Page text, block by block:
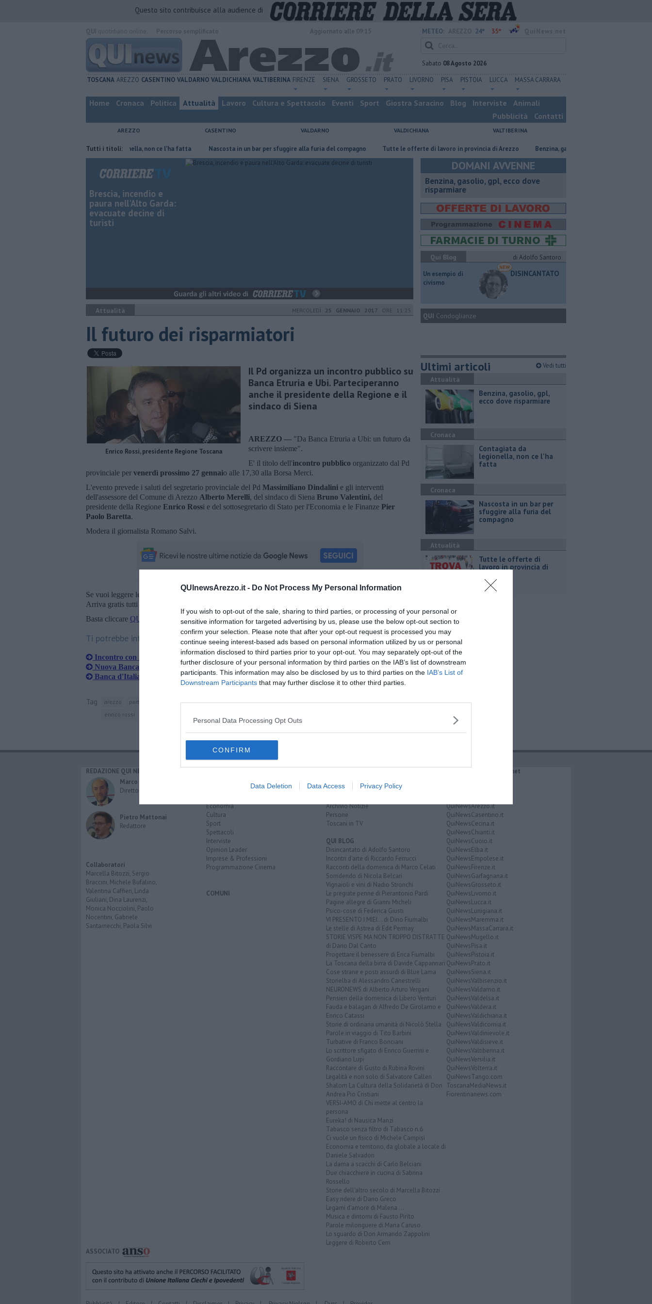
QUInewsArezzo.it - Do Not Process My Personal Information
If you wish to opt-out of the sale, sharing to third parties, or processing of your personal or
sensitive information for targeted advertising by us, please use the below opt-out section to
confirm your selection. Please note that after your opt-out request is processed you may
continue seeing interest-based ads based on personal information utilized by us or personal
information disclosed to third parties prior to your opt-out. You may separately opt-out of the
further disclosure of your personal information by third parties on the IAB’s list of downstream
participants. This information may also be disclosed by us to third parties on the IAB’s List of
Downstream Participants that may further disclose it to other third parties.
Personal Data Processing Opt Outs
CONFIRM
Data Deletion Data Access Privacy Policy
Questo sito contribuisce alla audience di
METEO: 24° 35°
Sabato 08 Agosto 2026
TOSCANA AREZZO CASENTINO VALDARNO VALDICHIANA VALTIBERINA FIRENZE SIENA GROSSETO PRATO LIVORNO PISA PISTOIA LUCCA MASSA CARRARA
Home Cronaca Politica Attualità Lavoro Cultura e Spettacolo Eventi Sport Giostra Saracino Blog Interviste
Animali
Pubblicità
Contatti
AREZZO CASENTINO VALDARNO VALDICHIANA VALTIBERINA
Tutti i titoli:
Contagiata da legionella, non ce l'ha fatta Nascosta in un bar per sfuggire alla furia del compagno ​Tutte le offerte di lavoro in provincia di Arezzo ​Benzina, gasolio, gpl, ecco dove risparmiare
Brescia, incendio e
paura nell'Alto Garda:
evacuate decine di
turisti
Attualità MERCOLEDÌ 25 GENNAIO 2017 ORE 11:25
Il futuro dei risparmiatori
Enrico Rossi, presidente Regione Toscana
Il Pd organizza un incontro pubblico su
Banca Etruria e Ubi. Parteciperanno
anche il presidente della Regione e il
sindaco di Siena
AREZZO — "Da Banca Etruria a Ubi: un futuro da
scrivere insieme".
E' il titolo dell'incontro pubblico organizzato dal Pd
provinciale per venerdì prossimo 27 gennaio alle 17,30 alla Borsa Merci.
L'evento prevede i saluti del segretario provinciale del Pd Massimiliano Dindalini e gli interventi
dell'assessore del Comune di Arezzo Alberto Merelli, del sindaco di Siena Bruno Valentini, del
presidente della Regione Enrico Rossi e del sottosegretario di Stato per l'Economia e le Finanze Pier
Paolo Baretta.
Modera il giornalista Romano Salvi.
Se vuoi leggere le notizie principali della Toscana iscriviti alla
Newsletter QUInews - ToscanaMedia.
Arriva gratis tutti i giorni alle 20:00 direttamente nella tua casella di posta.
Basta cliccare QUI
Ti potrebbe interessare anche:
Incontro con il Governo per i risparmiatori
Nuova Banca Etruria è di Ubi
Banca d'Italia dà l'ok a Ubi
Tag arezzo partito democratico banca popolare dell'etruria e del lazio siena sindaco
presidente della regione
enrico rossi
DOMANI AVVENNE
​Benzina, gasolio, gpl, ecco dove
risparmiare
Qui Blog
di Adolfo Santoro
​Un esempio di
civismo
DISINCANTATO
QUI Condoglianze
Ultimi articoli Vedi tutti
Attualità
​Benzina, gasolio, gpl,
ecco dove risparmiare
Cronaca
Contagiata da
legionella, non ce l'ha
fatta
Cronaca
Nascosta in un bar per
sfuggire alla furia del
compagno
Attualità
​Tutte le offerte di
lavoro in provincia di
REDAZIONE QUI NEWS
Marco Migli
Direttore Responsabile
Pietro Mattonai
Redattore
Collaboratori
Marcella Bitozzi, Sergio
Braccini, Michele Bufalino,
Valentina Caffieri, Linda
Giuliani, Dina Laurenzi,
Monica Nocciolini, Paolo
Nocentini, Gabriele
Santarnecchi, Paola Silvi.
Economia
Cultura
Sport
Spettacoli
Interviste
Opinion Leader
Imprese & Professioni
Programmazione Cinema
COMUNI
Le notizie di oggi
Più Letti della settimana
Archivio Notizie
Persone
Toscani in TV
QUI BLOG
Disincantato di Adolfo Santoro
Incontri d'arte di Riccardo Ferrucci
Racconti della domenica di Marco Celati
Sorridendo di Nicola Belcari
Vignaioli e vini di Nadio Stronchi
Le pregiate penne di Pierantonio Pardi
Pagine allegre di Gianni Micheli
Psico-cose di Federica Giusti
VI PRESENTO I MIEI... di Dino Fiumalbi
Le stelle di Astrea di Edit Permay
STORIE VISPE MA NON TROPPO DISTRATTE
di Dario Dal Canto
Progettare il benessere di Erica Fiumalbi
La Toscana della birra di Davide Cappannari
Cose strane e posti assurdi di Blue Lama
Storielba di Alessandro Canestrelli
NEURONEWS di Alberto Arturo Vergani
Pensieri della domenica di Libero Venturi
Fauda e balagan di Alfredo De Girolamo e
Enrico Catassi
Storie di ordinaria umanità di Nicolò Stella
Parole in viaggio di Tito Barbini
Turbative di Franco Bonciani
Lo scrittore sfigato di Enrico Guerrini e
Gordiano Lupi
Raccontare di Gusto di Rubina Rovini
Legalità e non solo di Salvatore Calleri
Shalom La Cultura della Solidarietà di Don
Andrea Pio Cristiani
VERSI-AMO di Chi mette al centro la
persona
Eureka! di Nausica Manzi
Tabasco senza filtro di Tabasco n.6
Ci vuole un fisico di Michele Campisi
Economia e territorio, da globale a locale di
Daniele Salvadori
La dama a scacchi di Carlo Belciani
Due chiacchiere in cucina di Sabrina
Rossello
Storie dell'altro secolo di Marcella Bitozzi
Easy ridere di Dario Greco
Legami d'amore di Malena ...
Musica e dintorni di Fausto Pirìto
Parole milonguere di Maria Caruso
Lo sguardo di Don Armando Zappolini
Leggere di Roberto Cerri
IL NETWORK QuiNews.net
QuiNewsArezzo.it
QuiNewsCasentino.it
QuiNewsCecina.it
QuiNewsChianti.it
QuiNewsCuoio.it
QuiNewsElba.it
QuiNewsEmpolese.it
QuiNewsFirenze.it
QuiNewsGarfagnana.it
QuiNewsGrosseto.it
QuiNewsLivorno.it
QuiNewsLucca.it
QuiNewsLunigiana.it
QuiNewsMaremma.it
QuiNewsMassaCarrara.it
QuiNewsMugello.it
QuiNewsPisa.it
QuiNewsPistoia.it
QuiNewsPrato.it
QuiNewsSiena.it
QuiNewsValbisenzio.it
QuiNewsValdarno.it
QuiNewsValdelsa.it
QuiNewsValdera.it
QuiNewsValdichiana.it
QuiNewsValdicornia.it
QuiNewsValdinievole.it
QuiNewsValdisieve.it
QuiNewsValtiberina.it
QuiNewsVersilia.it
QuiNewsVolterra.it
QuiNewsTango.com
ToscanaMediaNews.it
Fiorentinanews.com
ASSOCIATO